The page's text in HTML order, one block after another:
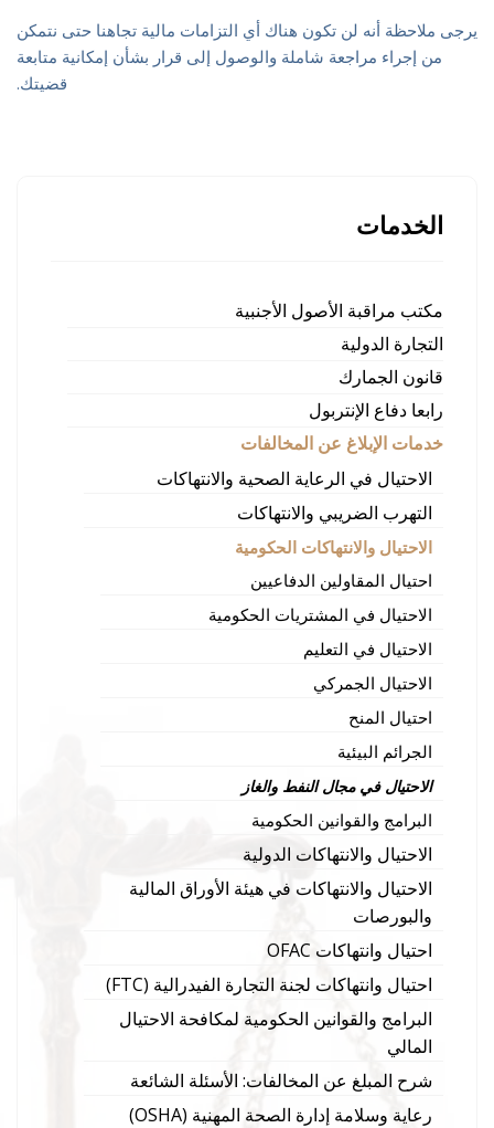
الخدمات
مكتب مراقبة الأصول الأجنبية
التجارة الدولية
قانون الجمارك
رابعا دفاع الإنتربول
خدمات الإبلاغ عن المخالفات
الاحتيال في الرعاية الصحية والانتهاكات
التهرب الضريبي والانتهاكات
الاحتيال والانتهاكات الحكومية
احتيال المقاولين الدفاعيين
الاحتيال في المشتريات الحكومية
الاحتيال في التعليم
الاحتيال الجمركي
احتيال المنح
الجرائم البيئية
الاحتيال في مجال النفط والغاز
البرامج والقوانين الحكومية
الاحتيال والانتهاكات الدولية
الاحتيال والانتهاكات في هيئة الأوراق المالية
والبورصات
احتيال وانتهاكات OFAC
احتيال وانتهاكات لجنة التجارة الفيدرالية (FTC)
البرامج والقوانين الحكومية لمكافحة الاحتيال
المالي
شرح المبلغ عن المخالفات: الأسئلة الشائعة
رعاية وسلامة إدارة الصحة المهنية (OSHA)
يرجى ملاحظة أنه لن تكون هناك أي التزامات مالية تجاهنا حتى نتمكن
من إجراء مراجعة شاملة والوصول إلى قرار بشأن إمكانية متابعة
قضيتك.